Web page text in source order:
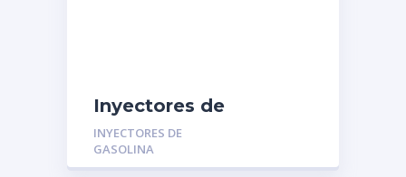
Inyectores de
Gasolina MGR-
01322010: FIAT PALIO
– SIENA – UNO 1.3
INYECTORES DE
GASOLINA